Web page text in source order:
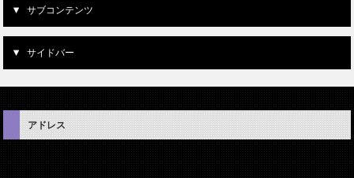
サブコンテンツ
サイドバー
アドレス